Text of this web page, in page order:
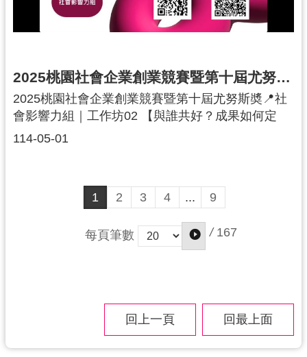
體）：還能應用於農業保水土壤中！這些原本被視
為廢棄的材料，在創意與科技的幫助下重新回到我
更友善的選擇🌎✨💖 感謝每一位參與者的熱情投入
💖每一次的參與，都是為環境盡一份心力的開始，
讓我們持續以創意與行動，一起為永續努力！#社會
企業中心 #紙漿畫冰箱貼 #環保愛地球 #韻手作
2025桃園社會企業創業競賽暨第十屆尤努斯奬｜社會影響力組｜工作坊02
114-05-01
2025桃園社會企業創業競賽暨第十屆尤努斯奬📍社
會影響力組｜工作坊02 【與誰共好？成果如何定
義？】在第二堂課中，我們帶領團隊進一步聚焦影
具的使用與實例分析，團隊學會如何釐清目標對象
與預期成果，也為後續的影響力邏輯框架建立了重
要基石。競賽不只是得分的戰場，更是鍛鍊社會創
業思維的實驗室！-👨‍🏫 主講講師：沈建文｜國立中
央大學教授亞洲影響力衡量與管理研究總中心主
府青年事務局 公共參與科 施鈴邦科長 線上出席，
與我們一同聚焦影響力創業的核心課題，持續用行
動支持青年社會創業者的探索與實踐！#SROI #影
1 2 3 4 ... 9
每頁筆數 / 167
回上一頁 回最上面